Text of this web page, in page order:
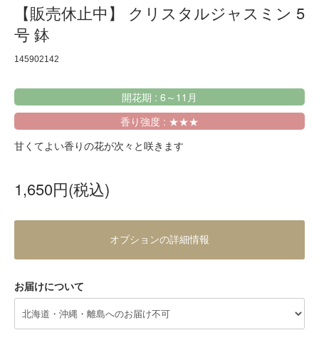
【販売休止中】 クリスタルジャスミン 5
号 鉢
145902142
開花期 : 6～11月
香り強度 : ★★★
甘くてよい香りの花が次々と咲きます
1,650円(税込)
オプションの詳細情報
お届けについて